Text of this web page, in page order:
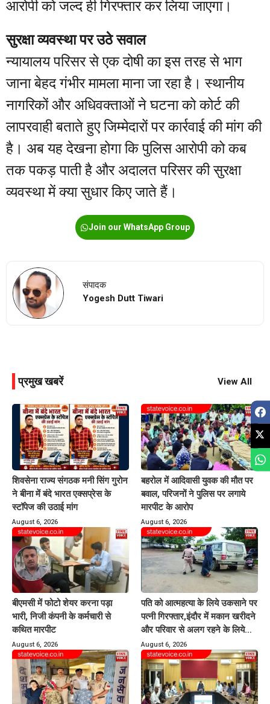
आरोपी को जल्द ही गिरफ्तार कर लिया जाएगा।
सुरक्षा व्यवस्था पर उठे सवाल
न्यायालय परिसर से एक दोषी का इस तरह से भाग
जाना बेहद गंभीर मामला माना जा रहा है। स्थानीय
नागरिकों और अधिवक्ताओं ने घटना को कोर्ट की
लापरवाही बताते हुए जिम्मेदारों पर कार्रवाई की मांग की
है। अब यह देखना होगा कि पुलिस आरोपी को कब
तक पकड़ पाती है और अदालत परिसर की सुरक्षा
व्यवस्था में क्या सुधार किए जाते हैं।
Join our WhatsApp Group
संपादक
Yogesh Dutt Tiwari
प्रमुख खबरें View All
शिवसेना राज्य संगठक मनी सिंग गुरोन
ने बीना में बंदे भारत एक्सप्रेस के
स्टॉपेज की उठाई मांग
August 6, 2026
बहरोल में आदिवासी युवक की मौत पर
बवाल, परिजनों ने पुलिस पर लगाये
मारपीट के आरोप
August 6, 2026
बीएमसी में फोटो शेयर करना पड़ा
भारी, निजी कंपनी के कर्मचारी से
कथित मारपीट
August 6, 2026
पति को आत्महत्या के लिये उकसाने पर
पत्नी गिरफ्तार,इंदौर में मकान खरीदने
और परिवार से अलग रहने के लिये
करती थी प्रताड़ित
August 6, 2026